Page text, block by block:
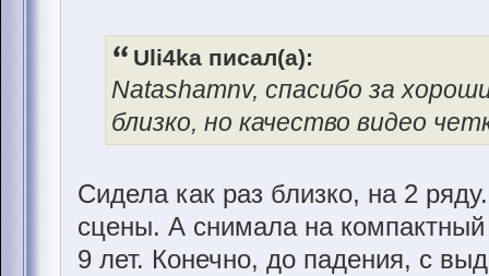
Uli4ka писал(а):
Natashamnv, спасибо за
близко, но качество видео
Сидела как раз близко, на 2
сцены. А снимала на
9 лет. Конечно, до падения, с